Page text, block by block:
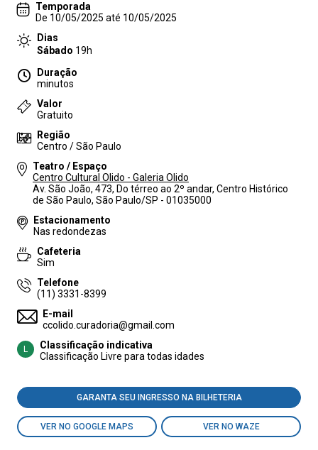
Temporada
De 10/05/2025 até 10/05/2025
Dias
Sábado 19h
Duração
minutos
Valor
Gratuito
Região
Centro / São Paulo
Teatro / Espaço
Centro Cultural Olido - Galeria Olido
Av. São João, 473, Do térreo ao 2º andar, Centro Histórico
de São Paulo, São Paulo/SP - 01035000
Estacionamento
Nas redondezas
Cafeteria
Sim
Telefone
(11) 3331-8399
E-mail
ccolido.curadoria@gmail.com
L
Classificação indicativa
Classificação Livre para todas idades
GARANTA SEU INGRESSO NA BILHETERIA
VER NO GOOGLE MAPS VER NO WAZE